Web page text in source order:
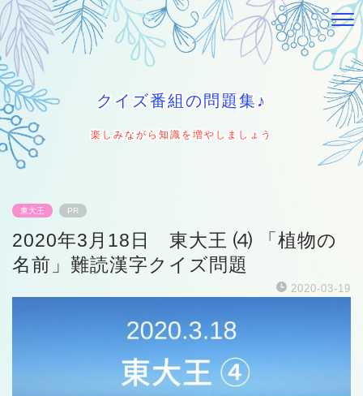
クイズ番組の問題集♪
楽しみながら知識を増やしましょう
東大王 PR
2020年3月18日 東大王 ⑷ 「植物の
名前」難読漢字クイズ問題
2020-03-19